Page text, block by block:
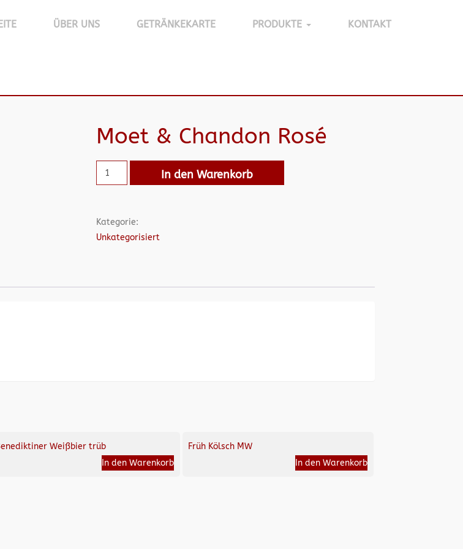
ÜBER UNS GETRÄNKEKARTE PRODUKTE KONTAKT
Moet & Chandon Rosé
In den Warenkorb
Kategorie:
Unkategorisiert
Weißbier trüb
In den Warenkorb
Früh Kölsch MW
In den Warenkorb